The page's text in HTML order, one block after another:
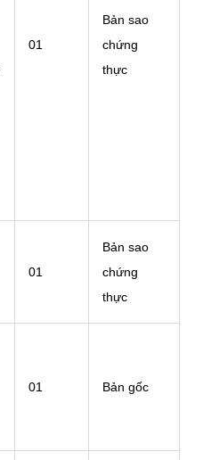
01
Bản sao
chứng
thực
01
Bản sao
chứng
thực
01 Bản gốc